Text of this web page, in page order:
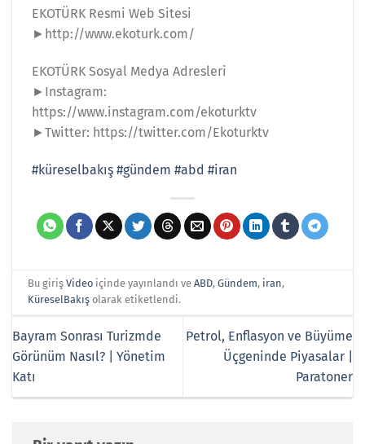
EKOTÜRK Resmi Web Sitesi
►http://www.ekoturk.com/
EKOTÜRK Sosyal Medya Adresleri
►Instagram:
https://www.instagram.com/ekoturktv
►Twitter: https://twitter.com/Ekoturktv
#küreselbakış #gündem #abd #iran
Bu girişVideo içinde yayınlandı veABD,Gündem, iran,
KüreselBakış olarak etiketlendi.
Bayram Sonrası Turizmde
Görünüm Nasıl? | Yönetim
Katı
Petrol, Enflasyon ve Büyüme
Üçgeninde Piyasalar |
Paratoner